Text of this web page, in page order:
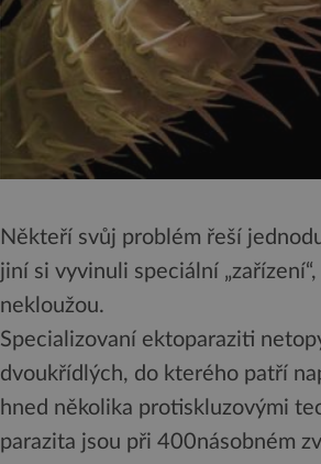
Někteří svůj problém řeší
jiní si vyvinuli speciální
nekloužou.
Specializovaní ektoparaziti
dvoukřídlých, do kterého patří
hned několika protiskluzovými
parazita jsou při 400násobném